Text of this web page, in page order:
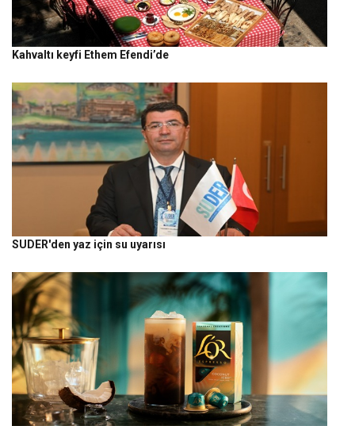
Kahvaltı keyfi Ethem Efendi’de
SUDER'den yaz için su uyarısı